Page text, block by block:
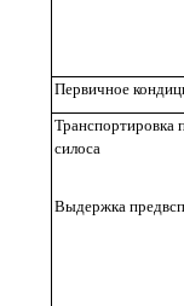
Первичное
Транспортировка
силоса
Выдержка